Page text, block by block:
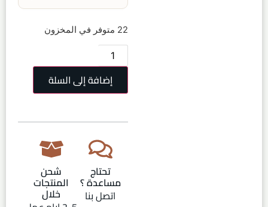
22 متوفر في المخزون
إضافة إلى السلة
تحتاج
مساعدة ؟
اتصل بنا
شحن
المنتجات
خلال